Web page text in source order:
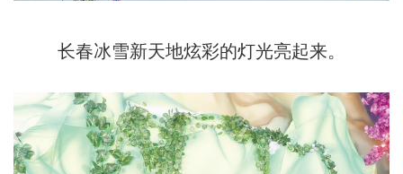
长春冰雪新天地炫彩的灯光亮起来。